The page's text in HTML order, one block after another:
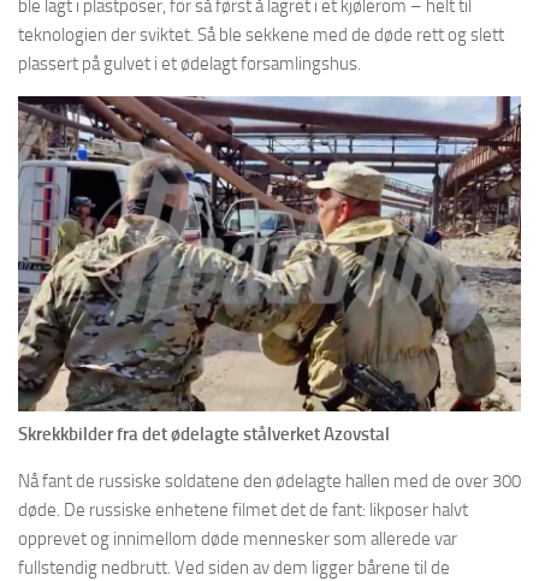
ble lagt i plastposer, for så først å lagret i et kjølerom – helt til
teknologien der sviktet. Så ble sekkene med de døde rett og slett
plassert på gulvet i et ødelagt forsamlingshus.
Skrekkbilder fra det ødelagte stålverket Azovstal
Nå fant de russiske soldatene den ødelagte hallen med de over 300
døde. De russiske enhetene filmet det de fant: likposer halvt
opprevet og innimellom døde mennesker som allerede var
fullstendig nedbrutt. Ved siden av dem ligger bårene til de